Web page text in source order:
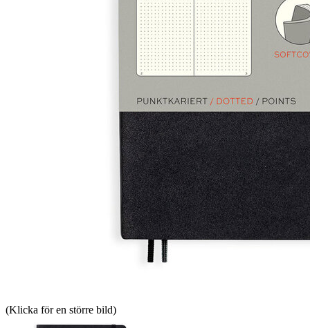
(Klicka för en större bild)